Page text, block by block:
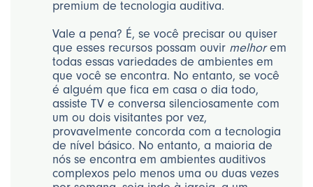
premium de tecnologia auditiva.
Vale a pena? É, se você precisar ou quiser
que esses recursos possam ouvir melhorem
todas essas variedades de ambientes em
que você se encontra. No entanto, se você
é alguém que fica em casa o dia todo,
assiste TV e conversa silenciosamente com
um ou dois visitantes por vez,
provavelmente concorda com a tecnologia
de nível básico. No entanto, a maioria de
nós se encontra em ambientes auditivos
complexos pelo menos uma ou duas vezes